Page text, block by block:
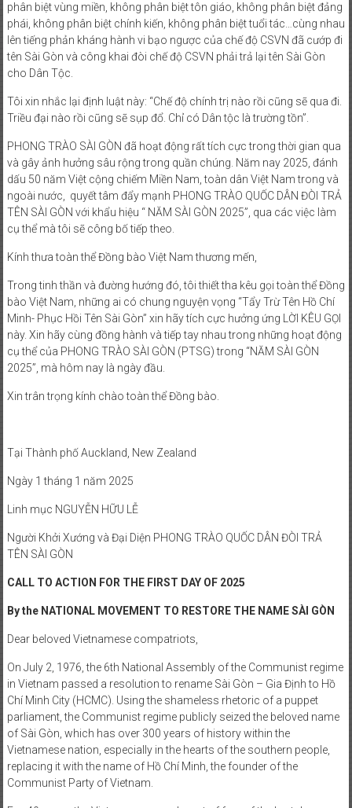
phân biệt vùng miền, không phân biệt tôn giáo, không phân biệt đảng
phái, không phân biệt chính kiến, không phân biệt tuổi tác…cùng nhau
lên tiếng phản kháng hành vi bạo ngược của chế độ CSVN đã cướp đi
tên Sài Gòn và công khai đòi chế độ CSVN phải trả lại tên Sài Gòn
cho Dân Tộc.
Tôi xin nhắc lại định luật này: “Chế độ chính trị nào rồi cũng sẽ qua đi.
Triều đại nào rồi cũng sẽ sụp đổ. Chỉ có Dân tộc là trường tồn”.
PHONG TRÀO SÀI GÒN đã hoạt động rất tích cực trong thời gian qua
và gây ảnh hưởng sâu rộng trong quần chúng. Năm nay 2025, đánh
dấu 50 năm Việt cộng chiếm Miền Nam, toàn dân Việt Nam trong và
ngoài nước, quyết tâm đẩy mạnh PHONG TRÀO QUỐC DÂN ĐÒI TRẢ
TÊN SÀI GÒN với khẩu hiệu “ NĂM SÀI GÒN 2025”, qua các việc làm
cụ thể mà tôi sẽ công bố tiếp theo.
Kính thưa toàn thể Đồng bào Việt Nam thương mến,
Trong tinh thần và đường hướng đó, tôi thiết tha kêu gọi toàn thể Đồng
bào Việt Nam, những ai có chung nguyện vọng “Tẩy Trừ Tên Hồ Chí
Minh- Phục Hồi Tên Sài Gòn” xin hãy tích cực hưởng ứng LỜI KÊU GỌI
này. Xin hãy cùng đồng hành và tiếp tay nhau trong những hoạt động
cụ thể của PHONG TRÀO SÀI GÒN (PTSG) trong “NĂM SÀI GÒN
2025”, mà hôm nay là ngày đầu.
Xin trân trọng kính chào toàn thể Đồng bào.
Tại Thành phố Auckland, New Zealand
Ngày 1 tháng 1 năm 2025
Linh mục NGUYỄN HỮU LỄ
Người Khởi Xướng và Đại Diện PHONG TRÀO QUỐC DÂN ĐÒI TRẢ
TÊN SÀI GÒN
CALL TO ACTION FOR THE FIRST DAY OF 2025
By the NATIONAL MOVEMENT TO RESTORE THE NAME SÀI GÒN
Dear beloved Vietnamese compatriots,
On July 2, 1976, the 6th National Assembly of the Communist regime
in Vietnam passed a resolution to rename Sài Gòn – Gia Định to Hồ
Chí Minh City (HCMC). Using the shameless rhetoric of a puppet
parliament, the Communist regime publicly seized the beloved name
of Sài Gòn, which has over 300 years of history within the
Vietnamese nation, especially in the hearts of the southern people,
replacing it with the name of Hồ Chí Minh, the founder of the
Communist Party of Vietnam.